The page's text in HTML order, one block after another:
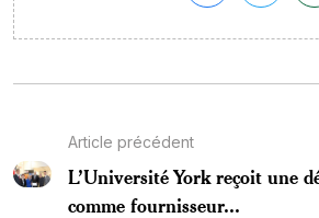
Article précédent
L’Université York reçoit une
comme fournisseur...